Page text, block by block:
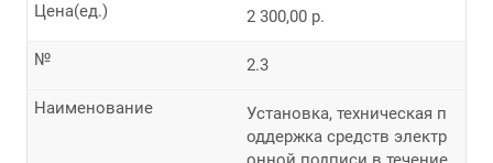
2 300,00 р.
Цена(ед.)
2.3
№
Установка, техническая п
оддержка средств электр
Наименование